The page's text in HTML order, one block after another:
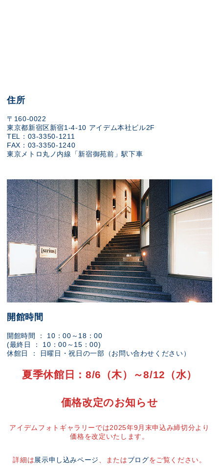
住所
〒160-0022
東京都新宿区新宿1-4-10 アイデム本社ビル2F
TEL：03-3350-1211
FAX：03-3350-1240
東京メトロ丸ノ内線「新宿御苑前」駅下車
開館時間
開館時間 ： 10：00～18：00
(最終日 ： 10：00～15：00)
休館日 ： 日曜日・祝日の一部（お問い合わせください）
夏季休館日：8/6（木）～8/12（水）
価格改定のお知らせ
アイデムフォトギャラリーでは2025年9月末申込み締切分より
価格を改定いたします。
詳細は展示申し込みページ 、またはブログをご覧ください。